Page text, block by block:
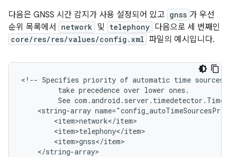
다음은 GNSS 시간 감지가 사용 설정되어 있고 gnss 가 우선
순위 목록에서
network 및 telephony 다음으로 세 번째인
core/res/res/values/config.xml 파일의 예시입니다.
<!-- Specifies priority of automatic time sources.
take precedence over lower
See
<string-array
</string-array>